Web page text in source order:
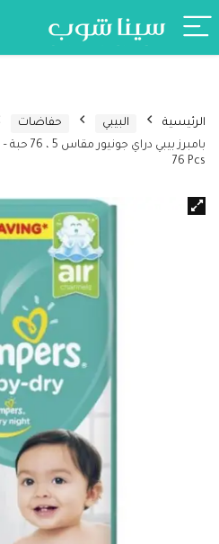
الرئيسية البيبي حفاضات
76 Pcs